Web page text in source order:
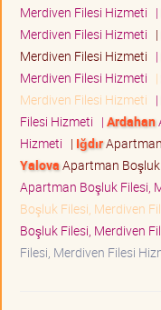
Merdiven Filesi Hizmeti |
Merdiven Filesi Hizmeti |
Merdiven Filesi Hizmeti |
Merdiven Filesi Hizmeti |
Merdiven Filesi Hizmeti |
Filesi Hizmeti | Ardahan
Hizmeti | Iğdır
YalovaApartman
Apartman Boşluk Filesi,
Boşluk Filesi, Merdiven
Boşluk Filesi, Merdiven
Filesi, Merdiven Filesi